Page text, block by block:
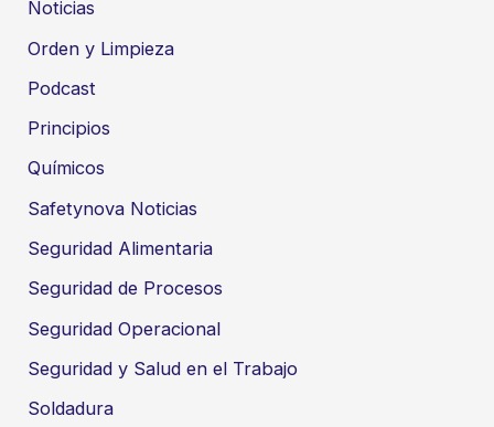
Noticias
Orden y Limpieza
Podcast
Principios
Químicos
Safetynova Noticias
Seguridad Alimentaria
Seguridad de Procesos
Seguridad Operacional
Seguridad y Salud en el Trabajo
Soldadura